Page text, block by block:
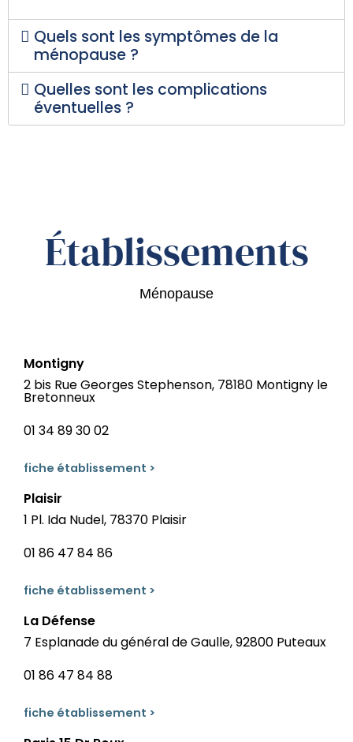
Quels sont les symptômes de la
ménopause ?
Quelles sont les complications
éventuelles ?
Établissements
Ménopause
Montigny
2 bis Rue Georges Stephenson, 78180 Montigny le
Bretonneux
01 34 89 30 02
fiche établissement >
Plaisir
1 Pl. Ida Nudel, 78370 Plaisir
01 86 47 84 86
fiche établissement >
La Défense
7 Esplanade du général de Gaulle, 92800 Puteaux
01 86 47 84 88
fiche établissement >